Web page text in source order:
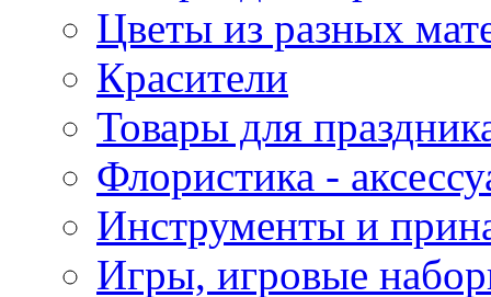
Цветы из разных
Красители
Товары для
Флористика -
Инструменты и
Игры, игровые